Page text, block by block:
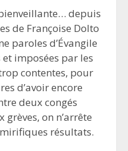
depuis
de Françoise Dolto
paroles d’Évangile
imposées par les
contentes, pour
d’avoir encore
deux congés
on n’arrête
résultats.